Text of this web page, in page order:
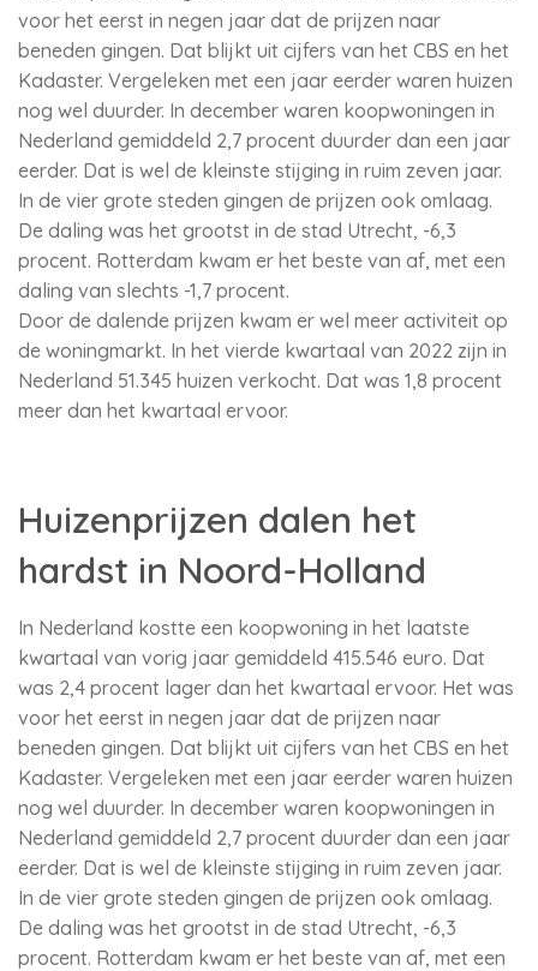
voor het eerst in negen jaar dat de prijzen naar
beneden gingen. Dat blijkt uit cijfers van het CBS en het
Kadaster. Vergeleken met een jaar eerder waren huizen
nog wel duurder. In december waren koopwoningen in
Nederland gemiddeld 2,7 procent duurder dan een jaar
eerder. Dat is wel de kleinste stijging in ruim zeven jaar.
In de vier grote steden gingen de prijzen ook omlaag.
De daling was het grootst in de stad Utrecht, -6,3
procent. Rotterdam kwam er het beste van af, met een
daling van slechts -1,7 procent.
Door de dalende prijzen kwam er wel meer activiteit op
de woningmarkt. In het vierde kwartaal van 2022 zijn in
Nederland 51.345 huizen verkocht. Dat was 1,8 procent
meer dan het kwartaal ervoor.
Huizenprijzen dalen het
hardst in Noord-Holland
In Nederland kostte een koopwoning in het laatste
kwartaal van vorig jaar gemiddeld 415.546 euro. Dat
was 2,4 procent lager dan het kwartaal ervoor. Het was
voor het eerst in negen jaar dat de prijzen naar
beneden gingen. Dat blijkt uit cijfers van het CBS en het
Kadaster. Vergeleken met een jaar eerder waren huizen
nog wel duurder. In december waren koopwoningen in
Nederland gemiddeld 2,7 procent duurder dan een jaar
eerder. Dat is wel de kleinste stijging in ruim zeven jaar.
In de vier grote steden gingen de prijzen ook omlaag.
De daling was het grootst in de stad Utrecht, -6,3
procent. Rotterdam kwam er het beste van af, met een